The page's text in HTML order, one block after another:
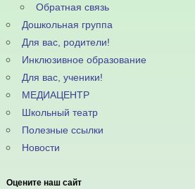
Обратная связь
Дошкольная группа
Для вас, родители!
Инклюзивное образование
Для вас, ученики!
МЕДИАЦЕНТР
Школьный театр
Полезные ссылки
Новости
Оцените наш сайт